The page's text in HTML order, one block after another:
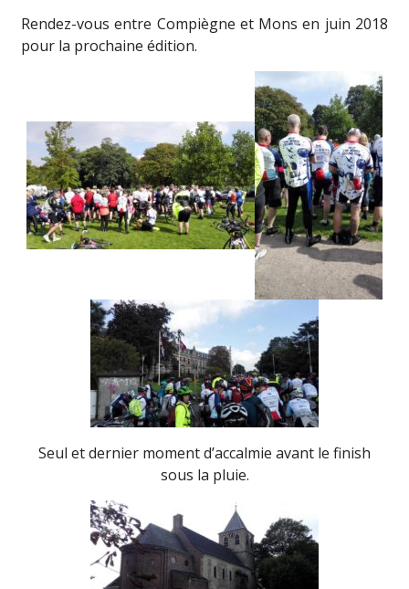
Rendez-vous entre Compiègne et Mons en juin 2018
pour la prochaine édition.
Seul et dernier moment d’accalmie avant le finish
sous la pluie.